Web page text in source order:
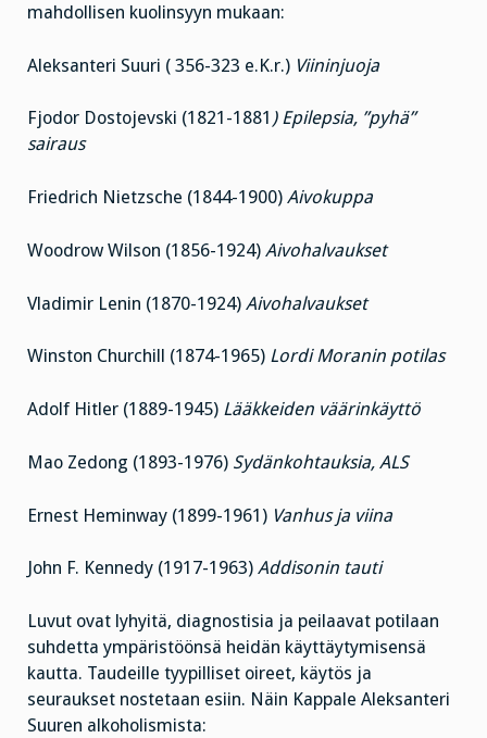
mahdollisen kuolinsyyn mukaan:
Aleksanteri Suuri ( 356-323 e.K.r.) Viininjuoja
Fjodor Dostojevski (1821-1881 ) Epilepsia, ”pyhä”
sairaus
Friedrich Nietzsche (1844-1900) Aivokuppa
Woodrow Wilson (1856-1924) Aivohalvaukset
Vladimir Lenin (1870-1924) Aivohalvaukset
Winston Churchill (1874-1965) Lordi Moranin potilas
Adolf Hitler (1889-1945) Lääkkeiden väärinkäyttö
Mao Zedong (1893-1976) Sydänkohtauksia, ALS
Ernest Heminway (1899-1961) Vanhus ja viina
John F. Kennedy (1917-1963) Addisonin tauti
Luvut ovat lyhyitä, diagnostisia ja peilaavat potilaan
suhdetta ympäristöönsä heidän käyttäytymisensä
kautta. Taudeille tyypilliset oireet, käytös ja
seuraukset nostetaan esiin. Näin Kappale Aleksanteri
Suuren alkoholismista: